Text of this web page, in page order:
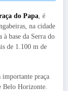
do Papa , é
na cidade
base da Serra do
de 1.100 m de
importante praça
Belo Horizonte.